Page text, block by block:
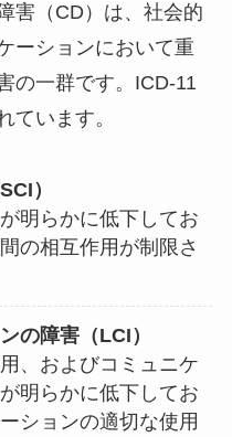
害（CD）は、社会的
ーションにおいて重
の一群です。ICD-11
ています。
）
明らかに低下してお
の相互作用が制限さ
の障害（LCI）
、およびコミュニケ
明らかに低下してお
ションの適切な使用